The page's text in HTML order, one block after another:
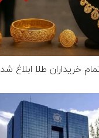
خریداران طلا ابلاغ شد